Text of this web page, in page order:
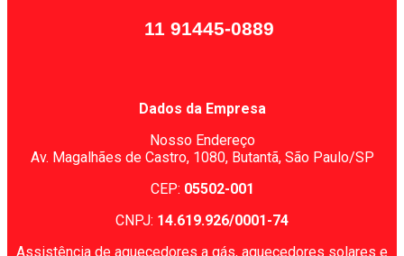
11 91445-0889
Dados da Empresa
Nosso Endereço
Av. Magalhães de Castro, 1080, Butantã, São Paulo/SP
CEP: 05502-001
CNPJ: 14.619.926/0001-74
Assistência de aquecedores a gás, aquecedores solares e